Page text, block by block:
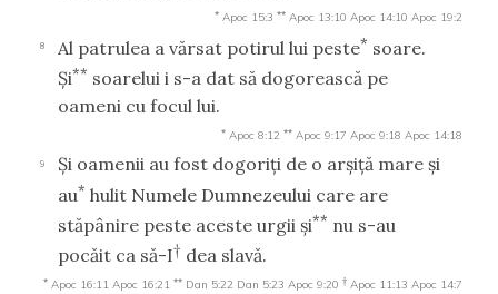
* Apoc 15:3 ** Apoc 13:10 Apoc 14:10 Apoc 19:2
8 Al patrulea a vărsat potirul lui peste* soare.
Şi** soarelui i s-a dat să dogorească pe
oameni cu focul lui.
* Apoc 8:12 ** Apoc 9:17 Apoc 9:18 Apoc 14:18
9
Şi oamenii au fost dogoriţi de o arşiţă mare şi
au* hulit Numele Dumnezeului care are
stăpânire peste aceste urgii şi** nu s-au
pocăit ca să-I† dea slavă.
* Apoc 16:11 Apoc 16:21 ** Dan 5:22 Dan 5:23 Apoc 9:20 † Apoc 11:13 Apoc 14:7